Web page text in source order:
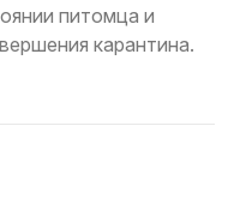
питомца и
карантина.